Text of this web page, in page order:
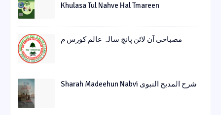
Khulasa Tul Nahve Hal Tmareen
مصباحی آن لائن پانچ سالہ عالم کورس م
Sharah Madeehun Nabvi شرح المدیح النبوی